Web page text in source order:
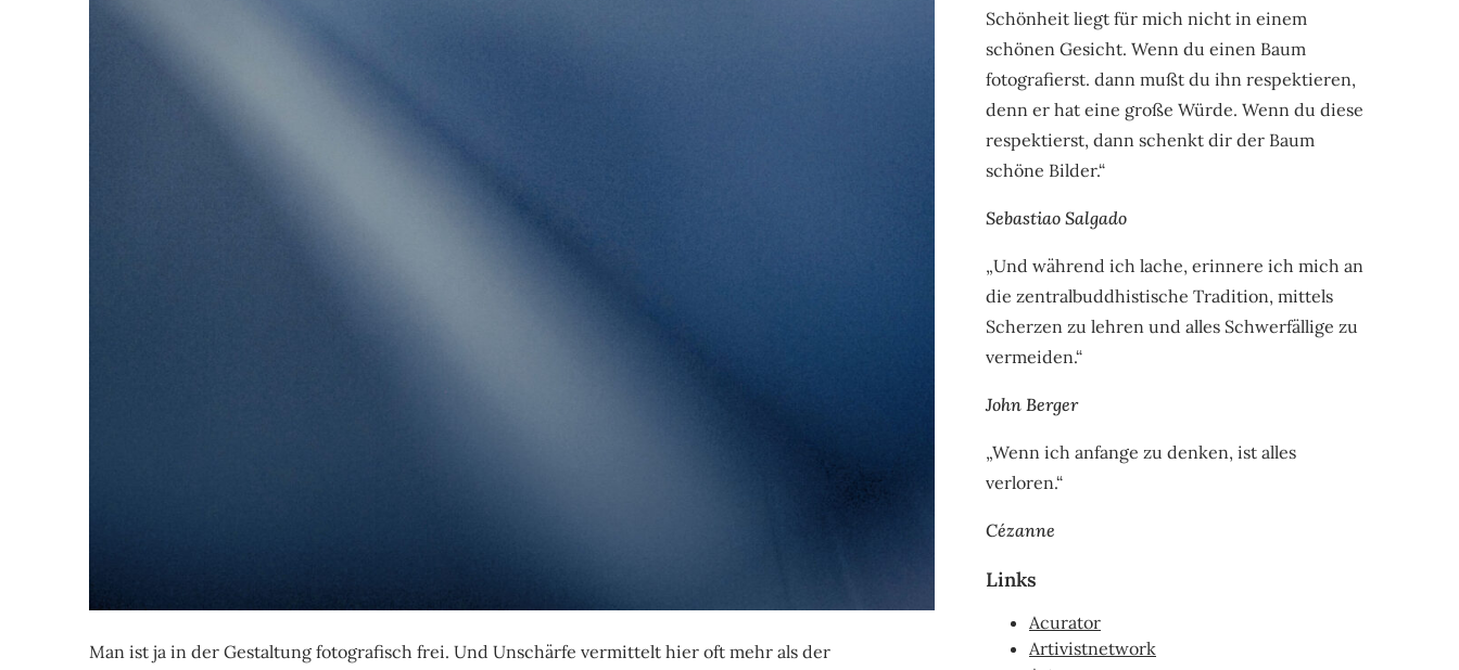
Man ist ja in der Gestaltung fotografisch frei. Und Unschärfe vermittelt hier oft mehr als der
Schönheit liegt für mich nicht in einem
schönen Gesicht. Wenn du einen Baum
fotografierst. dann mußt du ihn respektieren,
denn er hat eine große Würde. Wenn du diese
respektierst, dann schenkt dir der Baum
schöne Bilder.“
Sebastiao Salgado
„Und während ich lache, erinnere ich mich an
die zentralbuddhistische Tradition, mittels
Scherzen zu lehren und alles Schwerfällige zu
vermeiden.“
John Berger
„Wenn ich anfange zu denken, ist alles
verloren.“
Cézanne
Links
Acurator
Artivistnetwork